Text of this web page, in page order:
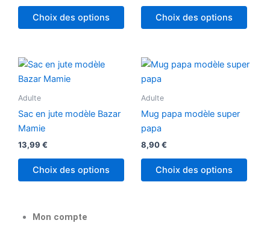
Choix des options Choix des options
Adulte
Sac en jute modèle Bazar
Mamie
13,99 €
Choix des options
Adulte
Mug papa modèle super
papa
8,90€
Choix des options
Mon compte